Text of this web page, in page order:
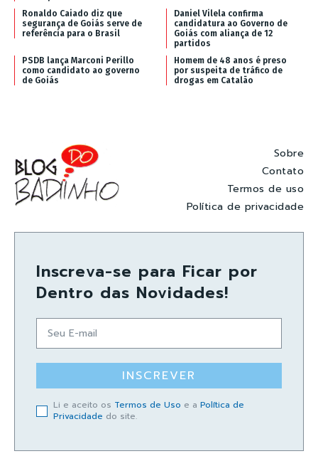
Ronaldo Caiado diz que
segurança de Goiás serve de
referência para o Brasil
Daniel Vilela confirma
candidatura ao Governo de
Goiás com aliança de 12
partidos
PSDB lança Marconi Perillo
como candidato ao governo
de Goiás
Homem de 48 anos é preso
por suspeita de tráfico de
drogas em Catalão
Sobre
Contato
Termos de uso
Política de privacidade
Inscreva-se para Ficar por
Dentro das Novidades!
INSCREVER
Li e aceito os Termos de Uso e a Política de
Privacidade do site.